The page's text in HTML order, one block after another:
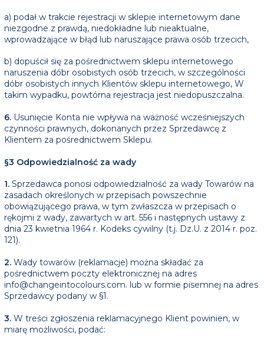
a) podał w trakcie rejestracji w sklepie internetowym dane
niezgodne z prawdą, niedokładne lub nieaktualne,
wprowadzające w błąd lub naruszające prawa osób trzecich,
b) dopuścił się za pośrednictwem sklepu internetowego
naruszenia dóbr osobistych osób trzecich, w szczególności
dóbr osobistych innych Klientów sklepu internetowego, W
takim wypadku, powtórna rejestracja jest niedopuszczalna.
6. Usunięcie Konta nie wpływa na ważność wcześniejszych
czynności prawnych, dokonanych przez Sprzedawcę z
Klientem za pośrednictwem Sklepu.
§3 Odpowiedzialność za wady
1. Sprzedawca ponosi odpowiedzialność za wady Towarów na
zasadach określonych w przepisach powszechnie
obowiązującego prawa, w tym zwłaszcza w przepisach o
rękojmi z wady, zawartych w art. 556 i następnych ustawy z
dnia 23 kwietnia 1964 r. Kodeks cywilny (t.j. Dz.U. z 2014 r. poz.
121).
2. Wady towarów (reklamacje) można składać za
pośrednictwem poczty elektronicznej na adres
info@changeintocolours.com. lub w formie pisemnej na adres
Sprzedawcy podany w §1.
3. W treści zgłoszenia reklamacyjnego Klient powinien, w
miarę możliwości, podać: